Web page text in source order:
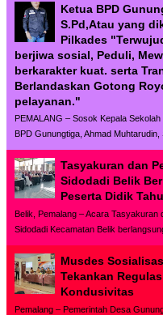
Ketua BPD
S.Pd,Atau yang
Pilkades
berjiwa sosial, Peduli,
berkarakter kuat. serta
Berlandaskan Gotong
pelayanan."
PEMALANG – Sosok Kepala
BPD Gunungtiga, Ahmad Muhtarudin,
Tasyakuran dan
Sidodadi Belik
Peserta Didik
Belik, Pemalang – Acara Tasyakuran
Sidodadi Kecamatan Belik
Musdes
Tekankan
Kondusivitas
Pemalang – Pemerintah Desa